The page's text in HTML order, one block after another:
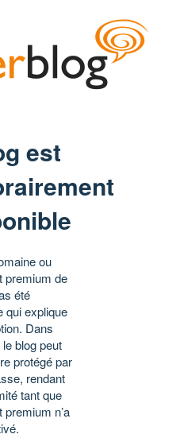
est
ou
premium de
été
qui explique
Dans
blog peut
protégé par
rendant
tant que
premium n’a